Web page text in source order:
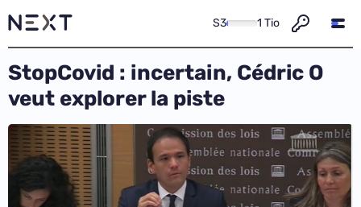
S3 1 Tio
StopCovid : incertain, Cédric O
veut explorer la piste